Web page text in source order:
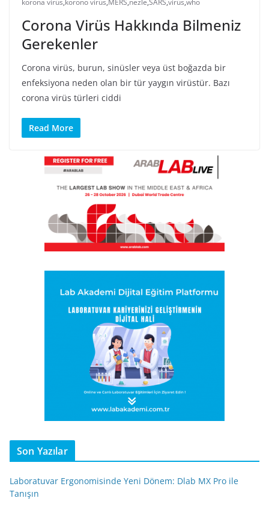
korona virüs,korono virüs,MERS,nezle,SARS,virüs,who
Corona Virüs Hakkında Bilmeniz
Gerekenler
Corona virüs, burun, sinüsler veya üst boğazda bir
enfeksiyona neden olan bir tür yaygın virüstür. Bazı
corona virüs türleri ciddi
Read More
Son Yazılar
Laboratuvar Ergonomisinde Yeni Dönem: Dlab MX Pro ile
Tanışın